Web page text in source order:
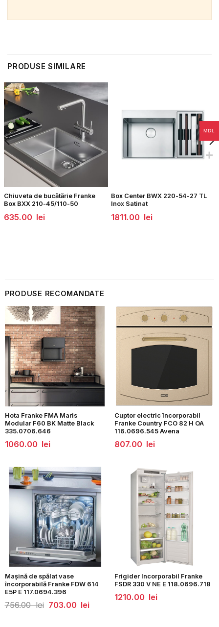
PRODUSE SIMILARE
Chiuveta de bucătărie Franke
Box BXX 210-45/110-50
635.00 lei
Box Center BWX 220-54-27 TL
Inox Satinat
1811.00 lei
PRODUSE RECOMANDATE
Hota Franke FMA Maris
Modular F60 BK Matte Black
335.0706.646
1060.00 lei
Cuptor electric încorporabil
Franke Country FCO 82 H OA
116.0696.545 Avena
807.00 lei
Mașină de spălat vase
încorporabilă Franke FDW 614
E5P E 117.0694.396
756.00lei Prețul
inițial
703.00 leiPrețul
curent
Frigider Incorporabil Franke
FSDR 330 V NE E 118.0696.718
1210.00 lei
MDL